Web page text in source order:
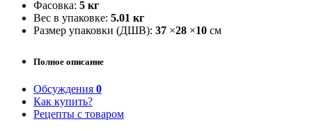
Фасовка: 5 кг
Вес в упаковке: 5.01 кг
Размер упаковки (ДШВ): 37 ×28 ×10 см
Полное описание
Обсуждения 0
Как купить?
Рецепты с товаром